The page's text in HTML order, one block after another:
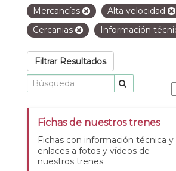
Mercancías
Alta velocidad
Cercanias
Información
Filtrar Resultados
Fichas de nuestros trenes
Fichas con información técnica y
enlaces a fotos y vídeos de
nuestros trenes